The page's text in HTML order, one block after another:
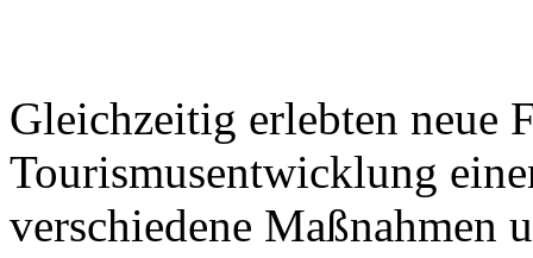
Gleichzeitig erlebten neue
Tourismusentwicklung
verschiedene Maßnahmen